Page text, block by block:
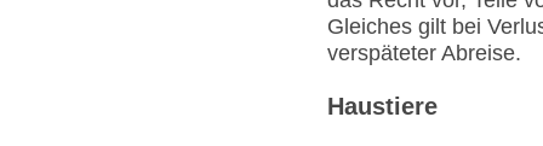
Gleiches gilt bei
verspäteter Abreise.
Haustiere